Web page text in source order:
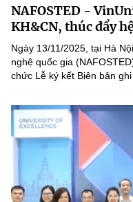
Sở Khoa học và
Chuyển đổi số
Bưu chính, Viễn
Tiêu chuẩn, đo
Năng lượng nguyên
Tin tổng hợp
Văn bản QPPL
Văn bản chỉ đạo điều
Lấy ý kiến người
MST IOFFICE
THỐNG KÊ
Khoa học và Công
Đổi mới sáng tạo
Chuyển đổi số
Bưu chính, Viễn thông
Multimedia
THƯ ĐIỆN TỬ
Khác
Videos
Infographic
NAFOSTED -
KH&CN, thúc đẩy
Ngày 13/11/2025, tại Hà
nghệ quốc gia
chức Lễ ký kết Biên bản